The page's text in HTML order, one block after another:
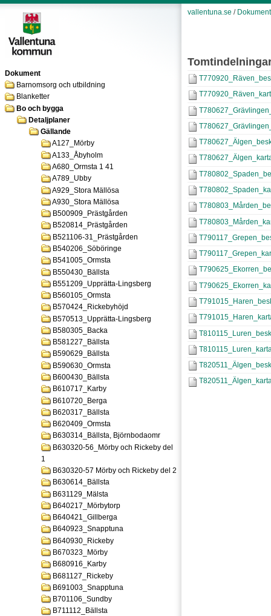
Dokument
Barnomsorg och utbildning
Blanketter
Bo och bygga
Detaljplaner
Gällande
A127_Mörby
A133_Åbyholm
A680_Ormsta 1 41
A789_Ubby
A929_Stora Mällösa
A930_Stora Mällösa
B500909_Prästgården
B520814_Prästgården
B521106-31_Prästgården
B540206_Söböringe
B541005_Ormsta
B550430_Bällsta
B551209_Upprätta-Lingsberg
B560105_Ormsta
B570424_Rickebyhöjd
B570513_Upprätta-Lingsberg
B580305_Backa
B581227_Bällsta
B590629_Bällsta
B590630_Ormsta
B600430_Bällsta
B610717_Karby
B610720_Berga
B620317_Bällsta
B620409_Ormsta
B630314_Bällsta, Björnbodaomr
B630320-56_Mörby och Rickeby del
1
B630320-57 Mörby och Rickeby del 2
B630614_Bällsta
B631129_Mälsta
B640217_Mörbytorp
B640421_Gillberga
B640923_Snapptuna
B640930_Rickeby
B670323_Mörby
B680916_Karby
B681127_Rickeby
B691003_Snapptuna
B701106_Sundby
B711112_Bällsta
vallentuna.se / Dokument